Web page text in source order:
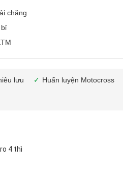
chăng
lưu
Huấn luyện Motocross
4 thì